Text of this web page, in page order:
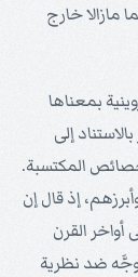
مازالا خارج
بمعناها
إلى
المكتسبة.
إذ قال إن
أواخر القرن
ضد نظرية